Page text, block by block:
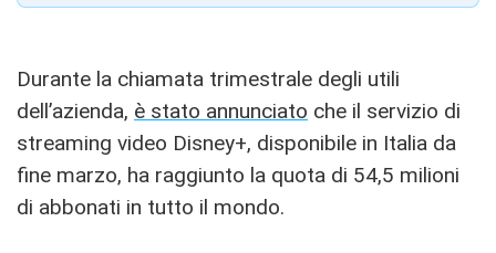
Durante la chiamata trimestrale degli utili
dell’azienda, è stato annunciato che il servizio di
streaming video Disney+, disponibile in Italia da
fine marzo, ha raggiunto la quota di 54,5 milioni
di abbonati in tutto il mondo.